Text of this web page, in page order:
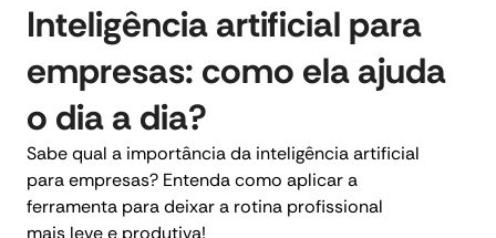
Inteligência artificial para
empresas: como ela ajuda
o dia a dia?
Sabe qual a importância da inteligência artificial
para empresas? Entenda como aplicar a
ferramenta para deixar a rotina profissional
mais leve e produtiva!